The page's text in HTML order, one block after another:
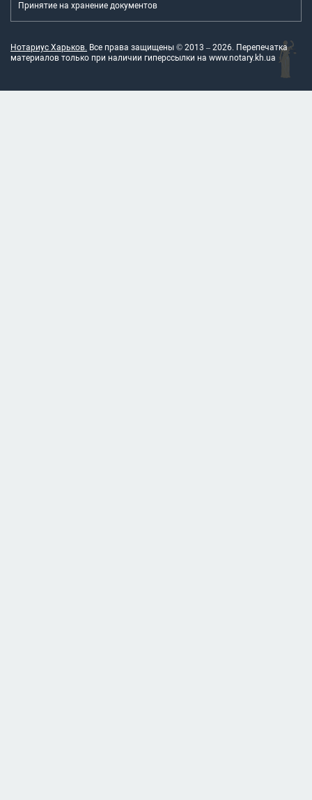
Принятие на хранение документов
Нотариус Харьков. Все права защищены © 2013 – 2026. Перепечатка
материалов только при наличии гиперссылки на www.notary.kh.ua